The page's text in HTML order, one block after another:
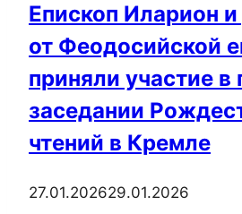
для
Вооруженных
и
жителей
пострадавших
военных
Епископ Иларион
от Феодосийской
приняли участие в
заседании
чтений в Кремле
27.01.202629.01.2026